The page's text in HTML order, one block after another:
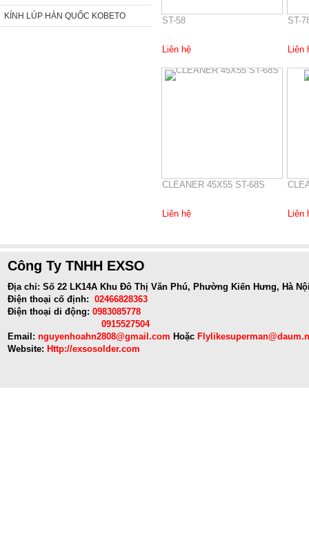
KÍNH LÚP HÀN QUỐC KOBETO ST-58
Liên hệ
ST-
Liên
CLEANER 45X55 ST-68S
Liên hệ Liên
Công Ty TNHH EXSO
Địa chỉ: Số 22 LK14A Khu Đô Thị Văn Phú, Phường Kiến Hưng, Hà
Điện thoại cố định: 02466828363
Điện thoại di động: 0983085778
0915527504
Email: nguyenhoahn2808@gmail.com Hoặc
Website: Http://exsosolder.com